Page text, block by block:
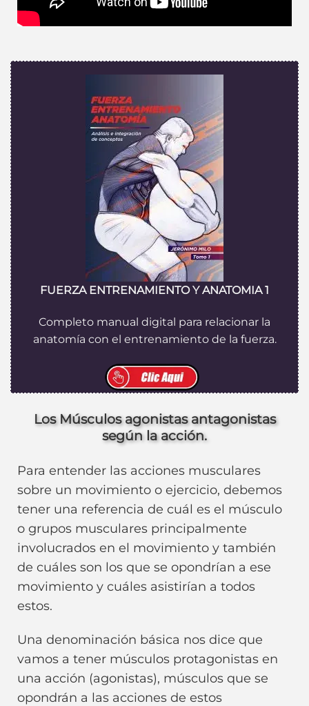
FUERZA ENTRENAMIENTO Y ANATOMIA 1
Completo manual digital para relacionar la
anatomía con el entrenamiento de la fuerza.
Los Músculos agonistas antagonistas
según la acción.
Para entender las acciones musculares
sobre un movimiento o ejercicio, debemos
tener una referencia de cuál es el músculo
o grupos musculares principalmente
involucrados en el movimiento y también
de cuáles son los que se opondrían a ese
movimiento y cuáles asistirían a todos
estos.
Una denominación básica nos dice que
vamos a tener músculos protagonistas en
una acción (agonistas), músculos que se
opondrán a las acciones de estos